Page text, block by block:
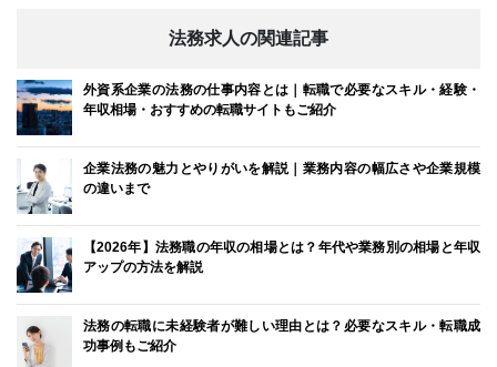
法務求人の関連記事
外資系企業の法務の仕事内容とは｜転職で必要なスキル・経験・
年収相場・おすすめの転職サイトもご紹介
企業法務の魅力とやりがいを解説｜業務内容の幅広さや企業規模
の違いまで
【2026年】法務職の年収の相場とは？年代や業務別の相場と年収
アップの方法を解説
法務の転職に未経験者が難しい理由とは？必要なスキル・転職成
功事例もご紹介